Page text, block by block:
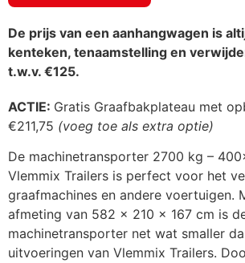
De prijs van een aanhangwagen is
kenteken, tenaamstelling en
t.w.v. €125.
ACTIE: Gratis Graafbakplateau met
€211,75 (voeg toe als extra optie)
De machinetransporter 2700 kg –
Vlemmix Trailers is perfect voor het
graafmachines en andere voertuigen.
afmeting van 582 x 210 x 167 cm is
machinetransporter net wat smaller
uitvoeringen van Vlemmix Trailers.